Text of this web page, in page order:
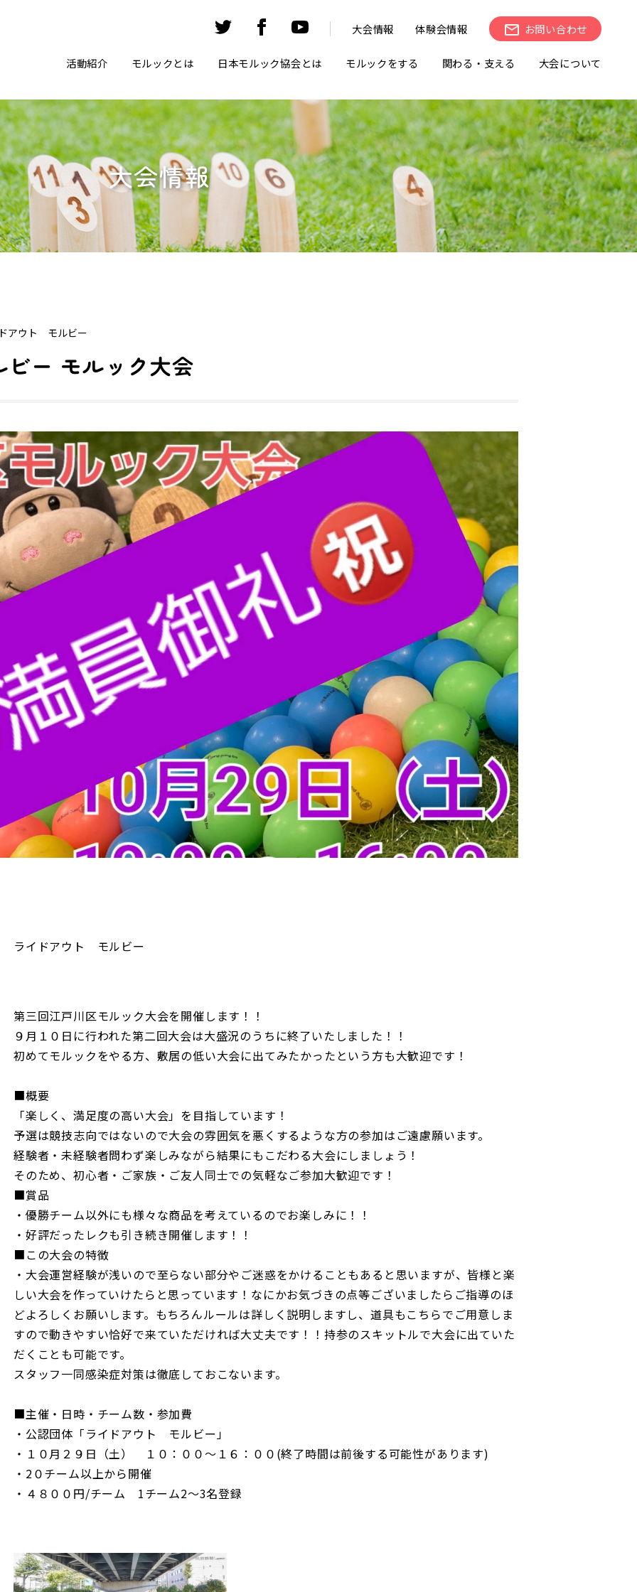
大会情報 体験会情報 お問い合わせ
活動紹介 モルックとは 日本モルック協会とは モルックをする 関わる・支える 大会について
大会情報
アウト モルビー
ー モルック大会
ライドアウト モルビー
第三回江戸川区モルック大会を開催します！！
９月１０日に行われた第二回大会は大盛況のうちに終了いたしました！！
初めてモルックをやる方、敷居の低い大会に出てみたかったという方も大歓迎です！
■概要
「楽しく、満足度の高い大会」を目指しています！
予選は競技志向ではないので大会の雰囲気を悪くするような方の参加はご遠慮願います。
経験者・未経験者問わず楽しみながら結果にもこだわる大会にしましょう！
そのため、初心者・ご家族・ご友人同士での気軽なご参加大歓迎です！
■賞品
・優勝チーム以外にも様々な商品を考えているのでお楽しみに！！
・好評だったレクも引き続き開催します！！
■この大会の特徴
・大会運営経験が浅いので至らない部分やご迷惑をかけることもあると思いますが、皆様と楽
しい大会を作っていけたらと思っています！なにかお気づきの点等ございましたらご指導のほ
どよろしくお願いします。もちろんルールは詳しく説明しますし、道具もこちらでご用意しま
すので動きやすい恰好で来ていただければ大丈夫です！！持参のスキットルで大会に出ていた
だくことも可能です。
スタッフ一同感染症対策は徹底しておこないます。
■主催・日時・チーム数・参加費
・公認団体「ライドアウト モルビー」
・１０月２９日（土） １０：００～１６：００(終了時間は前後する可能性があります)
・2０チーム以上から開催
・４８００円/チーム 1チーム2～3名登録